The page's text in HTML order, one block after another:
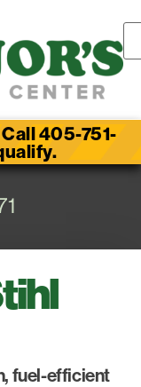
405-751-
fuel-efficient